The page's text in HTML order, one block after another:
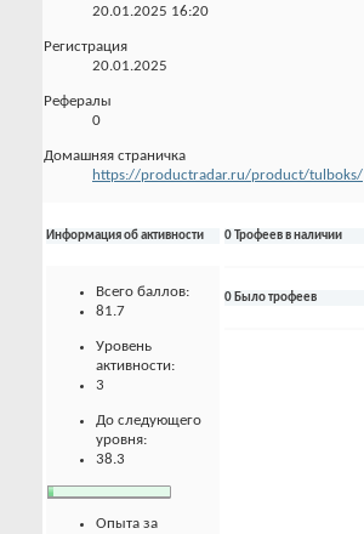
20.01.2025 16:20
Регистрация
20.01.2025
Рефералы
0
Домашняя страничка
https://productradar.ru/product/tulboks/
Информация об активности
Всего баллов:
81.7
Уровень
активности:
3
До следующего
уровня:
38.3
Опыта за
0 Трофеев в наличии
0 Было трофеев